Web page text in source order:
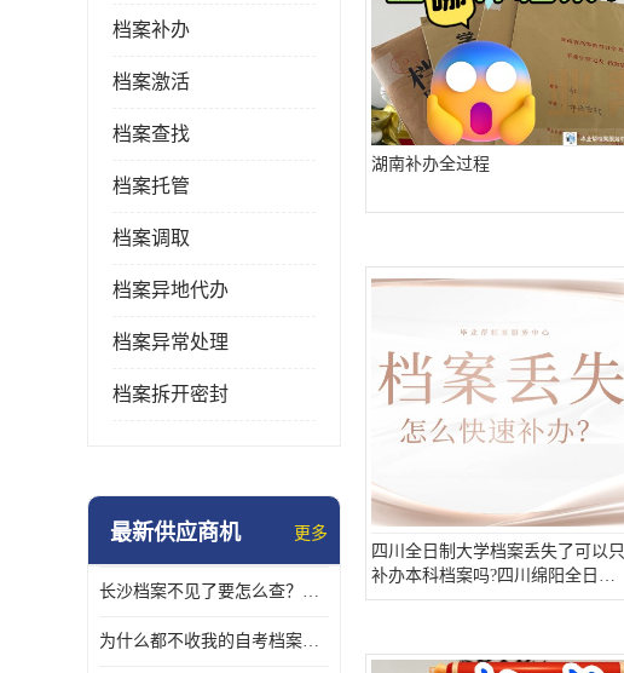
档案补办
档案激活
档案查找
档案托管
档案调取
档案异地代办
档案异常处理
档案拆开密封
最新供应商机 更多
长沙档案不见了要怎么查？档案查询 档案补办
为什么都不收我的自考档案？自考档案怎么存档？
湖南补办全过程
四川全日制大学档案丢失了可以只
补办本科档案吗?四川绵阳全日制
大学毕业可以不补高中档案材料